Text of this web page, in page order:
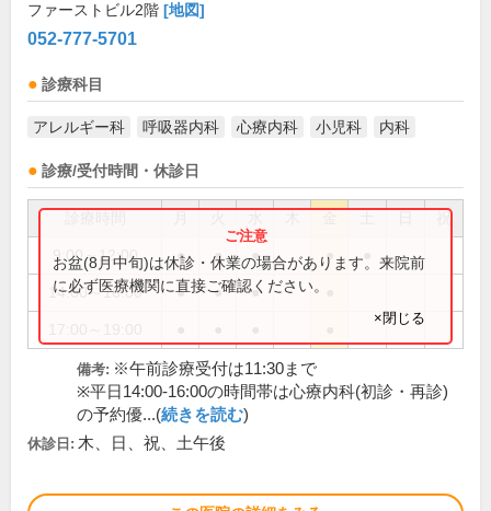
ファーストビル2階 [地図]
052-777-5701
診療科目
アレルギー科 呼吸器内科 心療内科 小児科 内科
診療/受付時間・休診日
祝
9:00～12:00 ● ● ● ●
14:00～16:00 ● ● ●
お盆(8月中旬)は休診・休業の場合があります。来院前
に必ず医療機関に直接ご確認ください。
×閉じる
備考: ※午前診療受付は11:30まで
※平日14:00-16:00の時間帯は心療内科(初診・再診)
の予約優...(続きを読む)
休診日: 木、日、祝、土午後